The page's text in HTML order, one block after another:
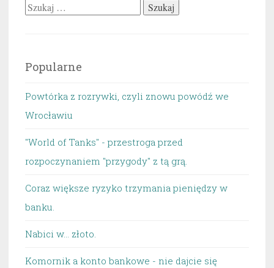
Szukaj:
Popularne
Powtórka z rozrywki, czyli znowu powódź we
Wrocławiu
"World of Tanks" - przestroga przed
rozpoczynaniem "przygody" z tą grą.
Coraz większe ryzyko trzymania pieniędzy w
banku.
Nabici w... złoto.
Komornik a konto bankowe - nie dajcie się